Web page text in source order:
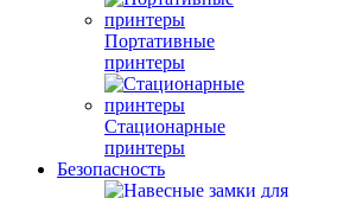
Портативные
принтеры
Стационарные
принтеры
Безопасность